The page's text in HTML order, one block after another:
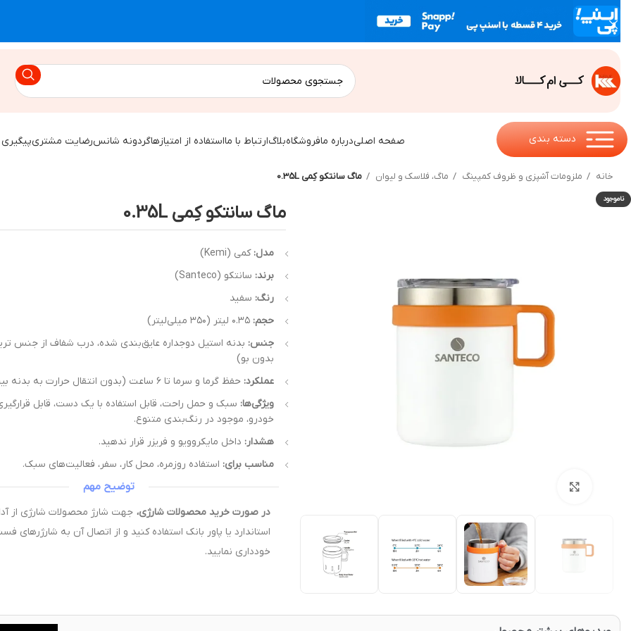
دسته بندی صفحه اصلیدرباره مافروشگاهبلاگارتباط با مااستفاده از امتیازهاگردونه شانسرضایت مشتری
خانه ملزومات آشپزی و ظروف کمپینگ ماگ، فلاسک و لیوان ماگ سانتکو کِمی 0.35L
ناموجود
ماگ سانتکو کِمی 0.35L
مدل: کمی (Kemi)
برند: سانتکو (Santeco)
رنگ: سفید
حجم: ۰.۳۵ لیتر (۳۵۰ میلی‌لیتر)
جنس:
بدون بو)
عملکرد: حفظ گرما و سرما تا ۶ ساعت (بدون انتقال حرارت به بدنه بیرونی)
ویژگی‌ها: سبک و حمل راحت، قابل استفاده با یک دست، قابل
خودرو، موجود در رنگ‌بندی متنوع.
هشدار: داخل مایکروویو و فریزر قرار ندهید.
مناسب برای: استفاده روزمره، محل کار، سفر، فعالیت‌های سبک.
توضیح مهم
در صورت خرید محصولات شارژی،
استاندارد یا پاور بانک استفاده کنید و از اتصال آن به شارژرهای
خودداری نمایید.